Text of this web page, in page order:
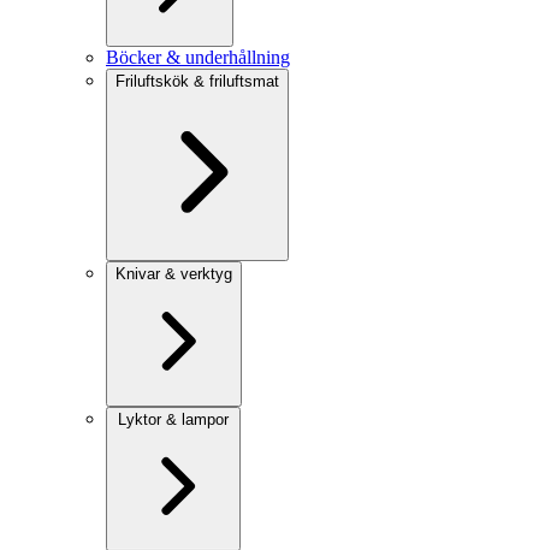
Böcker & underhållning
Friluftskök & friluftsmat
Knivar & verktyg
Lyktor & lampor